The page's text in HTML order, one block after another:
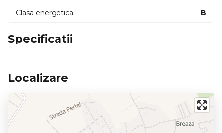
Clasa energetica: B
Specificatii
Localizare